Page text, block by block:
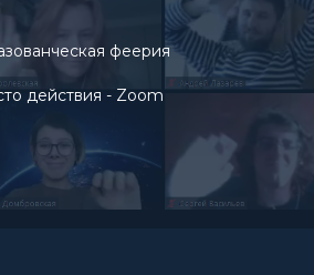
феерия
действия - Zoom